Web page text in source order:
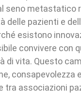
seno metastatico
delle pazienti e
esistono
convivere con
di vita. Questo
consapevolezza
tra associazioni